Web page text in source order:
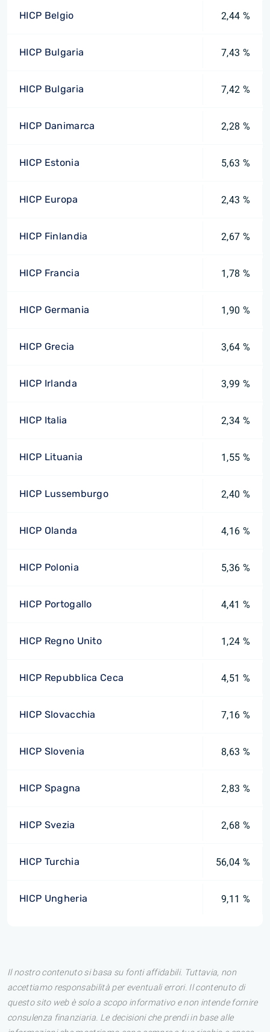
HICP Belgio 2,44 %
HICP Bulgaria 7,43 %
HICP Bulgaria 7,42 %
HICP Danimarca 2,28 %
HICP Estonia 5,63 %
HICP Europa 2,43 %
HICP Finlandia 2,67 %
HICP Francia 1,78 %
HICP Germania 1,90 %
HICP Grecia 3,64 %
HICP Irlanda 3,99 %
HICP Italia 2,34 %
HICP Lituania 1,55 %
HICP Lussemburgo 2,40 %
HICP Olanda 4,16 %
HICP Polonia 5,36 %
HICP Portogallo 4,41 %
HICP Regno Unito 1,24 %
HICP Repubblica Ceca 4,51 %
HICP Slovacchia 7,16 %
HICP Slovenia 8,63 %
HICP Spagna 2,83 %
HICP Svezia 2,68 %
HICP Turchia 56,04 %
HICP Ungheria 9,11 %
Il nostro contenuto si basa su fonti affidabili. Tuttavia, non
accettiamo responsabilità per eventuali errori. Il contenuto di
questo sito web è solo a scopo informativo e non intende fornire
consulenza finanziaria. Le decisioni che prendi in base alle